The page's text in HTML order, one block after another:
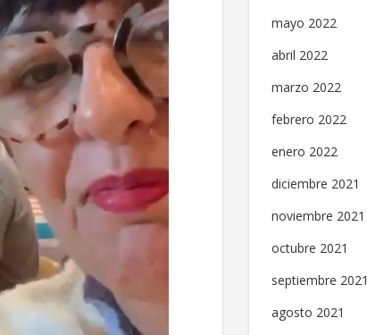
mayo 2022
abril 2022
marzo 2022
febrero 2022
enero 2022
diciembre 2021
noviembre 2021
octubre 2021
septiembre 2021
agosto 2021